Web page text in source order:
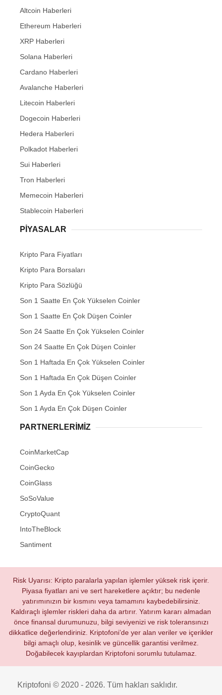
Altcoin Haberleri
Ethereum Haberleri
XRP Haberleri
Solana Haberleri
Cardano Haberleri
Avalanche Haberleri
Litecoin Haberleri
Dogecoin Haberleri
Hedera Haberleri
Polkadot Haberleri
Sui Haberleri
Tron Haberleri
Memecoin Haberleri
Stablecoin Haberleri
PIYASALAR
Kripto Para Fiyatları
Kripto Para Borsaları
Kripto Para Sözlüğü
Son 1 Saatte En Çok Yükselen Coinler
Son 1 Saatte En Çok Düşen Coinler
Son 24 Saatte En Çok Yükselen Coinler
Son 24 Saatte En Çok Düşen Coinler
Son 1 Haftada En Çok Yükselen Coinler
Son 1 Haftada En Çok Düşen Coinler
Son 1 Ayda En Çok Yükselen Coinler
Son 1 Ayda En Çok Düşen Coinler
PARTNERLERIMIZ
CoinMarketCap
CoinGecko
CoinGlass
SoSoValue
CryptoQuant
IntoTheBlock
Santiment
Risk Uyarısı: Kripto paralarla yapılan işlemler yüksek risk içerir.
Piyasa fiyatları ani ve sert hareketlere açıktır; bu nedenle
yatırımınızın bir kısmını veya tamamını kaybedebilirsiniz.
Kaldıraçlı işlemler riskleri daha da artırır. Yatırım kararı almadan
önce finansal durumunuzu, bilgi seviyenizi ve risk toleransınızı
dikkatlice değerlendiriniz. Kriptofoni’de yer alan veriler ve içerikler
bilgi amaçlı olup, kesinlik ve güncellik garantisi verilmez.
Doğabilecek kayıplardan Kriptofoni sorumlu tutulamaz.
Kriptofoni © 2020 - 2026. Tüm hakları saklıdır.